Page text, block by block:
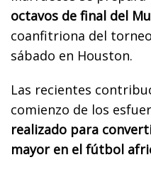
octavos de final del
coanfitriona del
sábado en Houston.
Las recientes
comienzo de los
realizado para
mayor en el fútbol